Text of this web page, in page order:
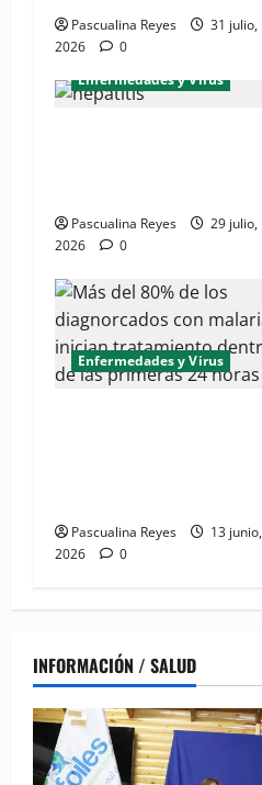
Pascualina Reyes
31 julio,
2026
0
Enfermedades y Virus
Pascualina Reyes
29 julio,
2026
0
Enfermedades y Virus
Pascualina Reyes
13 junio,
2026
0
INFORMACIÓN / SALUD